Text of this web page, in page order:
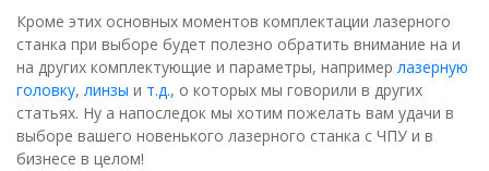
Кроме этих основных моментов комплектации лазерного
станка при выборе будет полезно обратить внимание на и
на других комплектующие и параметры, например лазерную
головку, линзы и т.д., о которых мы говорили в других
статьях. Ну а напоследок мы хотим пожелать вам удачи в
выборе вашего новенького лазерного станка с ЧПУ и в
бизнесе в целом!